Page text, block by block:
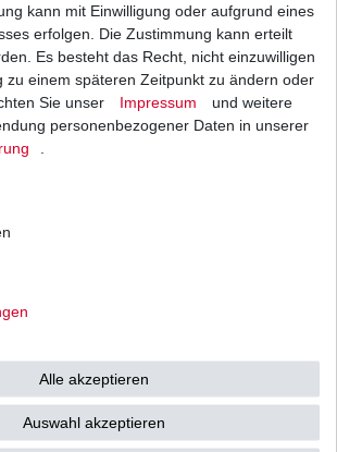
Marken Batterie YTX9-BS wartungsfrei für
UVP 36,76 €
kann mit Einwilligung oder aufgrund eines
erfolgen. Die Zustimmung kann erteilt
Es besteht das Recht, nicht einzuwilligen
zu einem späteren Zeitpunkt zu ändern oder
Sie unser
Impressum
und weitere
personenbezogener Daten in unserer
Alle akzeptieren
Auswahl akzeptieren